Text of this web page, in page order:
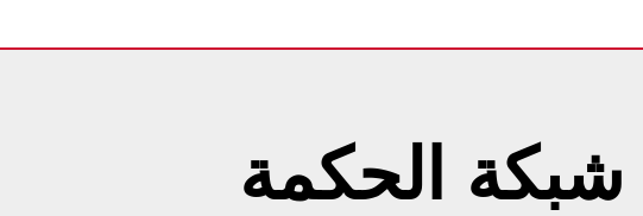
شبكة الحكمة